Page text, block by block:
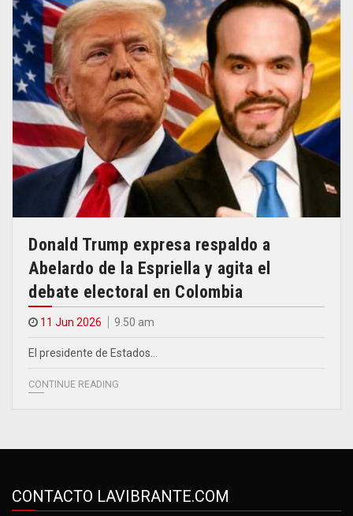
Donald Trump expresa respaldo a
Abelardo de la Espriella y agita el
debate electoral en Colombia
11 Jun 2026 9.50 am
El presidente de Estados…
CONTINUE READING
CONTACTO LAVIBRANTE.COM